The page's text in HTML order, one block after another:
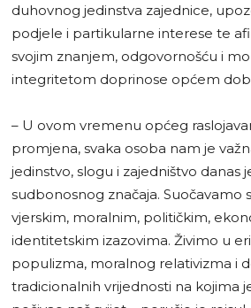
duhovnog jedinstva zajednice,
podjele i partikularne interese te
svojim znanjem, odgovornošću i
integritetom doprinose općem
– U ovom vremenu općeg
promjena, svaka osoba nam je
jedinstvo, slogu i zajedništvo danas
sudbonosnog značaja. Suočavamo
vjerskim, moralnim, političkim,
identitetskim izazovima. Živimo u
populizma, moralnog relativizma i
tradicionalnih vrijednosti na kojima